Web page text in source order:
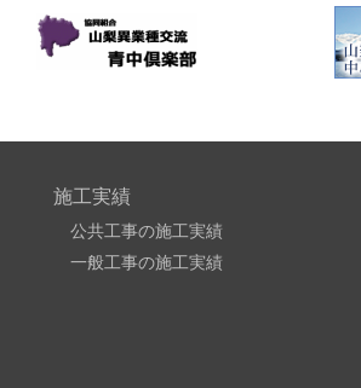
施工実績
公共工事の施工実績
一般工事の施工実績